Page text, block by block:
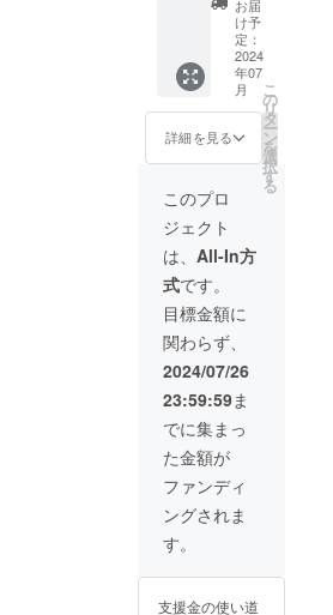
800mm
×340m
m - フェ
イスタ
オルデ
ザイ
在作成
中のた
まり次
第SNS
でお知
らせさ
せてい
ただき
ます。 -
リター
ンに含
まれて
いるオ
リジナ
ルフェ
イスタ
オルと
オリジ
ナルス
テッ
ンライ
ブ当日
の内容
になり
ます。
礼の
メッ
セージ -
ワンマ
ンライ
ブチ
ケット
S席（椅
子＋
テーブ
ル） 備
考 - 日
時：
2024年
7月26日
(金)
19:00開
場 /
19:30開
演 - 場
所：青
山 月見
ル君想
フ |
MoonR
omanti
交通費
お届
け予
定：
2024
年07
月
詳細を見る
こ
の
リ
タ
ー
ン
を
選
択
す
る
このプロ
ジェクト
は、 All-In方
式です。
目標金額に
関わらず、
2024/07/26
23:59:59ま
でに集まっ
た金額が
ファンディ
ングされま
す。
支援金の使い道